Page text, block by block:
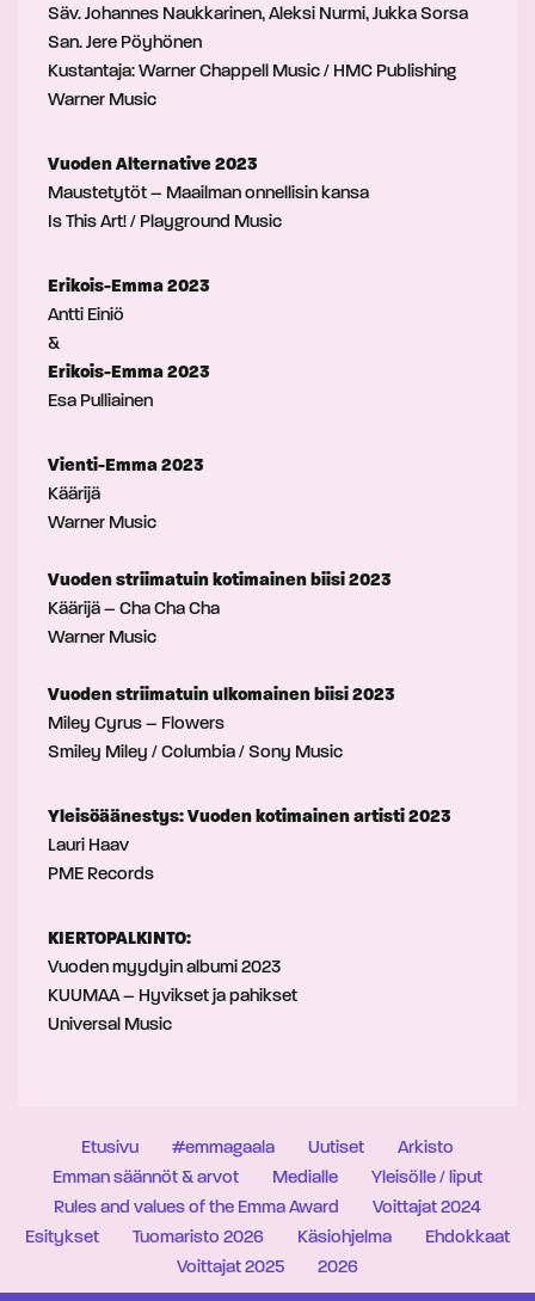
Säv. Johannes Naukkarinen, Aleksi Nurmi, Jukka Sorsa
San. Jere Pöyhönen
Kustantaja: Warner Chappell Music / HMC Publishing
Warner Music
Vuoden Alternative 2023
Maustetytöt – Maailman onnellisin kansa
Is This Art! / Playground Music
Erikois-Emma 2023
Antti Einiö
&
Erikois-Emma 2023
Esa Pulliainen
Vienti-Emma 2023
Käärijä
Warner Music
Vuoden striimatuin kotimainen biisi 2023
Käärijä – Cha Cha Cha
Warner Music
Vuoden striimatuin ulkomainen biisi 2023
Miley Cyrus – Flowers
Smiley Miley / Columbia / Sony Music
Yleisöäänestys: Vuoden kotimainen artisti 2023
Lauri Haav
PME Records
KIERTOPALKINTO:
Vuoden myydyin albumi 2023
KUUMAA – Hyvikset ja pahikset
Universal Music
Etusivu #emmagaala Uutiset
Arkisto
Emman säännöt & arvot
Medialle
Yleisölle / liput
Rules and values of the Emma Award
Voittajat 2024
Esitykset
Tuomaristo 2026 Käsiohjelma
Ehdokkaat
Voittajat 2025
2026